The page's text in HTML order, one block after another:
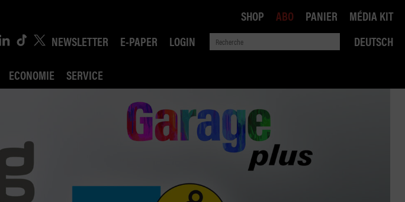
NEWSLETTER E-PAPER LOGIN
DEUTSCH
ECONOMIE SERVICE
AI CONSEIL JURIDIQUE
SHOP ABO PANIER MÉDIA KIT